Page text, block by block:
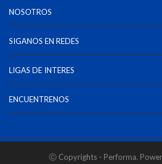
NOSOTROS
SIGANOS EN REDES
LIGAS DE INTERES
ENCUENTRENOS
Ⓒ Copyrights - Performa.